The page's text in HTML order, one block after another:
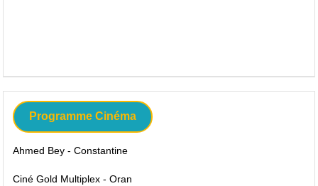
Programme Cinéma
Ahmed Bey - Constantine
Ciné Gold Multiplex - Oran